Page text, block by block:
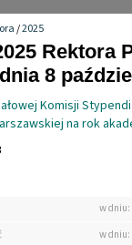
/2025
Rektora
8
Komisji
na rok
w
w